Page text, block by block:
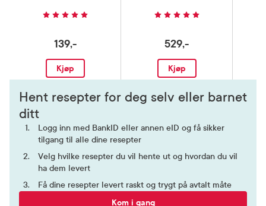
139,-
Kjøp
529,-
Kjøp
Hent resepter for deg selv eller barnet
ditt
Logg inn med BankID eller annen eID og få sikker
tilgang til alle dine resepter
Velg hvilke resepter du vil hente ut og hvordan du vil
ha dem levert
Få dine resepter levert raskt og trygt på avtalt måte
Kom i gang